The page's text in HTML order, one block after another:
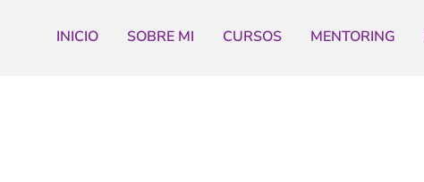
INICIO SOBRE MI CURSOS MENTORING